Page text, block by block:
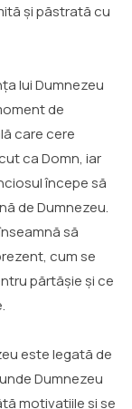
și păstrată cu
lui Dumnezeu
de
care cere
ca Domn, iar
începe să
de Dumnezeu.
să
cum se
părtășie și ce
este legată de
Dumnezeu
motivațiile și se